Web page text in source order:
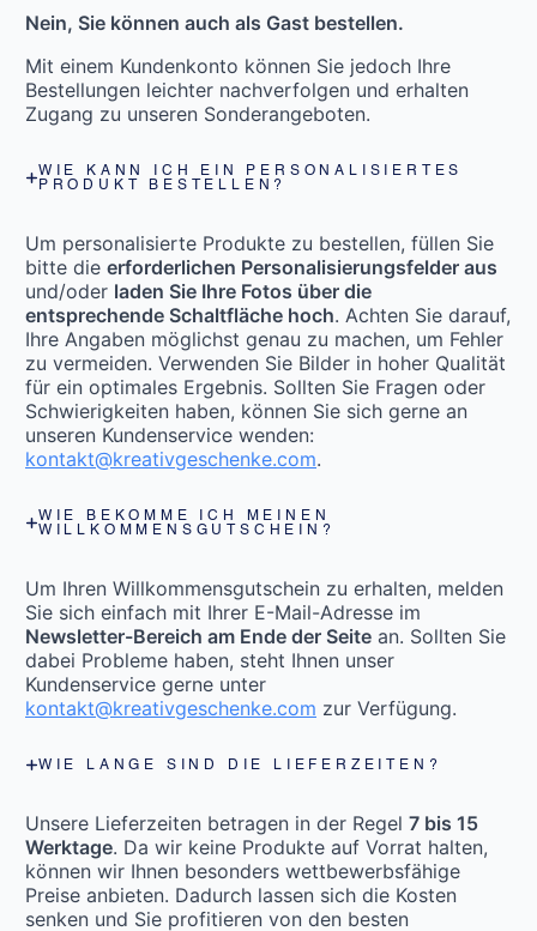
Nein, Sie können auch als Gast bestellen.
Mit einem Kundenkonto können Sie jedoch Ihre
Bestellungen leichter nachverfolgen und erhalten
Zugang zu unseren Sonderangeboten.
WIE KANN ICH EIN PERSONALISIERTES
PRODUKT BESTELLEN?
Um personalisierte Produkte zu bestellen, füllen Sie
bitte die erforderlichen Personalisierungsfelder aus
und/oder laden Sie Ihre Fotos über die
entsprechende Schaltfläche hoch. Achten Sie darauf,
Ihre Angaben möglichst genau zu machen, um Fehler
zu vermeiden. Verwenden Sie Bilder in hoher Qualität
für ein optimales Ergebnis. Sollten Sie Fragen oder
Schwierigkeiten haben, können Sie sich gerne an
unseren Kundenservice wenden:
kontakt@kreativgeschenke.com.
WIE BEKOMME ICH MEINEN
WILLKOMMENSGUTSCHEIN?
Um Ihren Willkommensgutschein zu erhalten, melden
Sie sich einfach mit Ihrer E-Mail-Adresse im
Newsletter-Bereich am Ende der Seite an. Sollten Sie
dabei Probleme haben, steht Ihnen unser
Kundenservice gerne unter
kontakt@kreativgeschenke.com zur Verfügung.
WIE LANGE SIND DIE LIEFERZEITEN?
Unsere Lieferzeiten betragen in der Regel 7 bis 15
Werktage. Da wir keine Produkte auf Vorrat halten,
können wir Ihnen besonders wettbewerbsfähige
Preise anbieten. Dadurch lassen sich die Kosten
senken und Sie profitieren von den besten